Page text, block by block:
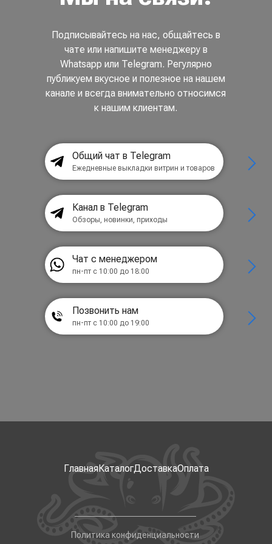
Подписывайтесь на нас, общайтесь в
чате или напишите менеджеру в
Whatsapp или Telegram. Регулярно
публикуем вкусное и полезное на нашем
канале и всегда внимательно относимся
к нашим клиентам.
Общий чат в Telegram
Ежедневные выкладки витрин и товаров
Канал в Telegram
Обзоры, новинки, приходы
Чат с менеджером
пн-пт с 10:00 до 18:00
Позвонить нам
пн-пт с 10:00 до 19:00
ГлавнаяКаталогДоставкаОплата
Политика конфиденциальности